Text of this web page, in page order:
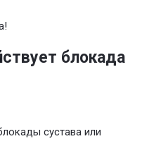
блокада
сустава или